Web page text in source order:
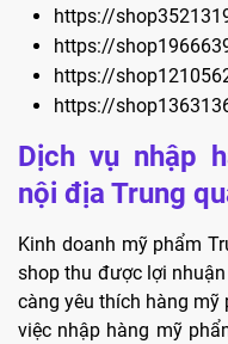
https://
https://
https://
https://
Dịch vụ nhập
nội địa Trung
Kinh doanh mỹ phẩm
shop thu được lợi
càng yêu thích hàng mỹ
việc nhập hàng mỹ